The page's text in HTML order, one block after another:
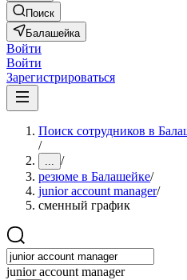
Поиск
Балашейка
Войти
Войти
Зарегистрироваться
Поиск сотрудников в
/
... /
резюме в Балашейке/
junior account manager/
сменный график
junior account manager